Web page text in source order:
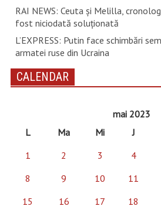
RAI NEWS: Ceuta și Melilla,
fost niciodată soluționată
L’EXPRESS: Putin face schimbări
armatei ruse din Ucraina
CALENDAR
mai 2023
L
Ma Mi J
1
2 3 4
8
9 10 11
15
16 17 18